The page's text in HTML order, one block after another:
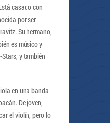
casado con
por ser
Su hermano,
es músico y
y también
en una banda
De joven,
el violín, pero lo